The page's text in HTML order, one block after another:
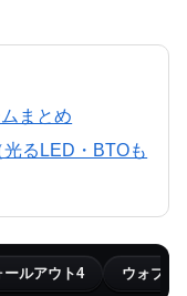
まとめ
るLED・BTOも
ールアウト4 ウォブリ